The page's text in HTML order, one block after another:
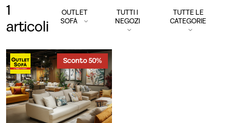
1
articoli
OUTLET
SOFÀ
TUTTI I
NEGOZI
TUTTE LE
CATEGORIE
Sconto 50%